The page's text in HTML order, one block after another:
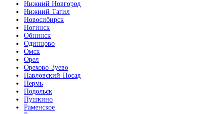
Нижний Новгород
Нижний Тагил
Новосибирск
Ногинск
Обнинск
Одинцово
Омск
Орел
Орехово-Зуево
Павловский-Посад
Пермь
Подольск
Пушкино
Раменское